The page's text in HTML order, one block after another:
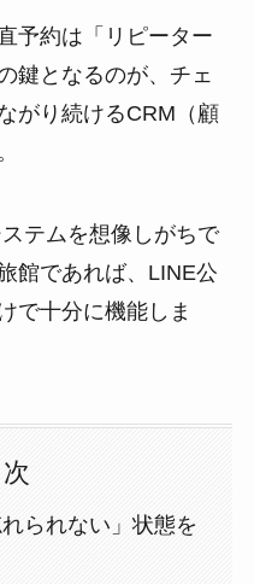
予約は「リピーター
鍵となるのが、チェ
がり続けるCRM（顧
テムを想像しがちで
館であれば、LINE公
で十分に機能しま
られない」状態を